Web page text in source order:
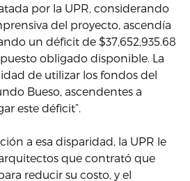
por la UPR, considerando
del proyecto, ascendía
un déficit de $37,652,935.68
obligado disponible. La
de utilizar los fondos del
Bueso, ascendentes a
este déficit”.
a esa disparidad, la UPR le
que contrató que
reducir su costo, y el